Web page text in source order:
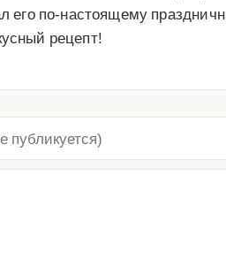
его по-настоящему
рецепт!